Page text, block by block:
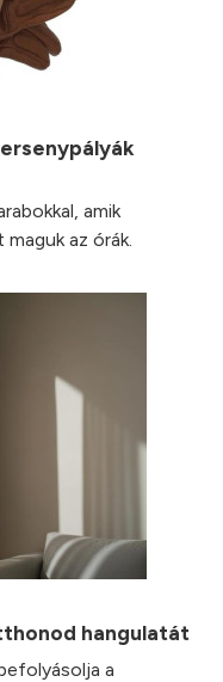
amik
az órák.
hangulatát
a